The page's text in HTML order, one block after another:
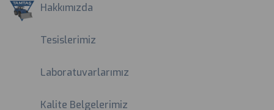
Hakkımızda
Tesislerimiz
Laboratuvarlarımız
Kalite Belgelerimiz